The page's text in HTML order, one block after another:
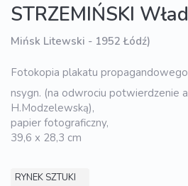
STRZEMIŃSKI
Mińsk Litewski - 1952 Łódź)
Fotokopia plakatu
nsygn. (na odwrociu potwierdzenie
H.Modzelewską),
papier fotograficzny,
39,6 x 28,3 cm
RYNEK SZTUKI